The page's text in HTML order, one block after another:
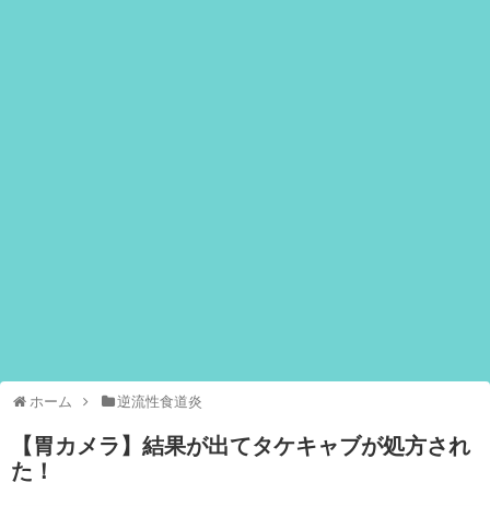
ホーム 逆流性食道炎
【胃カメラ】結果が出てタケキャブが処方され
た！